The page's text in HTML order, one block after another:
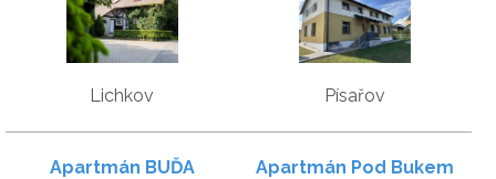
Lichkov Písařov
Apartmán BUĎA Apartmán Pod Bukem